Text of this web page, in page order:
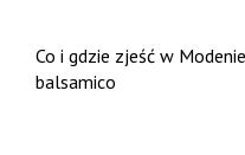
Co i gdzie zjeść w
balsamico